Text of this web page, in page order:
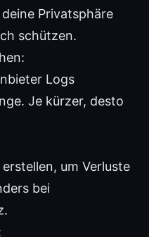
Privatsphäre
schützen.
Logs
Je kürzer, desto
um Verluste
bei